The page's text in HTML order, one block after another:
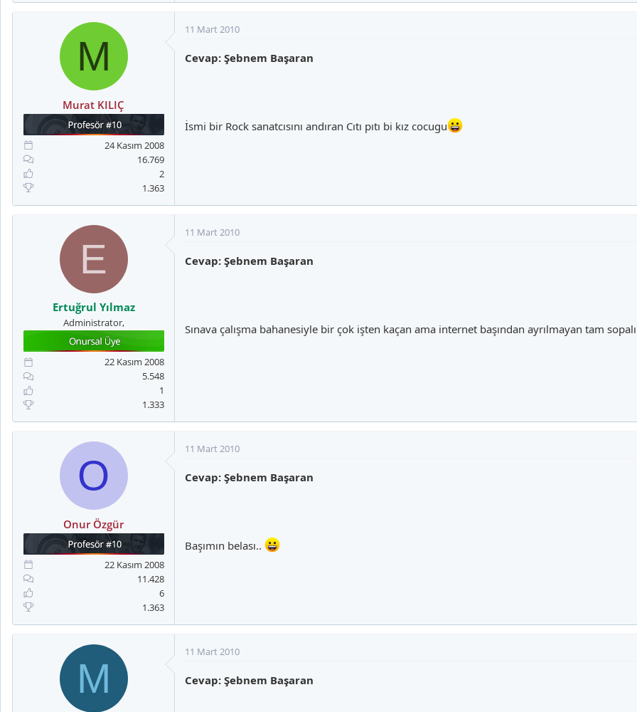
M
Murat KILIÇ
24 Kasım 2008
16.769
2
1.363
11 Mart 2010
Cevap: Şebnem Başaran
İsmi bir Rock sanatcısını andıran Cıtı pıtı bi kız cocugu
E
Ertuğrul Yılmaz
Administrator,
22 Kasım 2008
5.548
1
1.333
11 Mart 2010
Cevap: Şebnem Başaran
Sınava çalışma bahanesiyle bir çok işten kaçan ama internet başından ayrılmayan tam
O
Onur Özgür
22 Kasım 2008
11.428
6
1.363
11 Mart 2010
Cevap: Şebnem Başaran
Başımın belası..
M
11 Mart 2010
Cevap: Şebnem Başaran